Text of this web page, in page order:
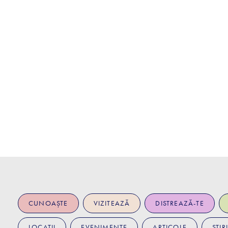
CUNOAȘTE VIZITEAZĂ DISTREAZĂ-TE